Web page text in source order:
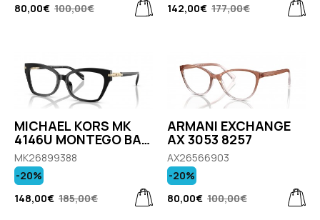
80,00€ 100,00€ 142,00€ 177,00€
MICHAEL KORS MK
4146U MONTEGO BAY
3005
MK26899388
148,00€ 185,00€
-20%
ARMANI EXCHANGE
AX 3053 8257
AX26566903
80,00€ 100,00€
-20%